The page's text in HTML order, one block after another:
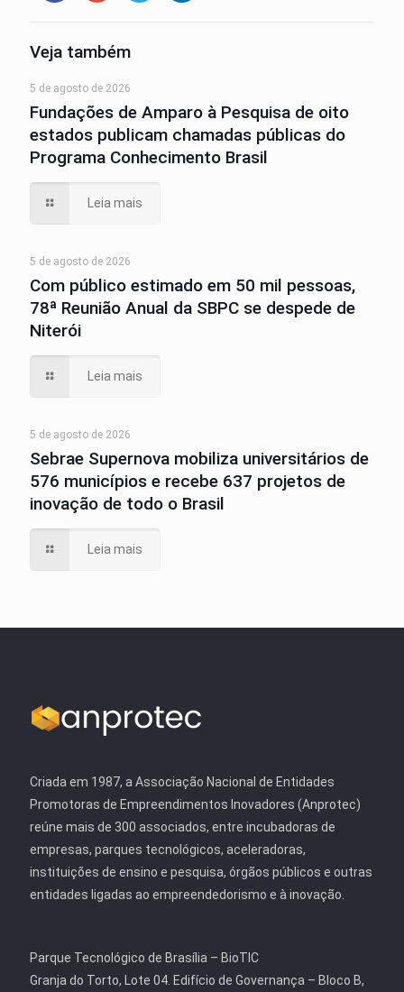
Veja também
5 de agosto de 2026
Fundações de Amparo à Pesquisa de oito
estados publicam chamadas públicas do
Programa Conhecimento Brasil
Leia mais
5 de agosto de 2026
Com público estimado em 50 mil pessoas,
78ª Reunião Anual da SBPC se despede de
Niterói
Leia mais
5 de agosto de 2026
Sebrae Supernova mobiliza universitários de
576 municípios e recebe 637 projetos de
inovação de todo o Brasil
Leia mais
Criada em 1987, a Associação Nacional de Entidades
Promotoras de Empreendimentos Inovadores (Anprotec)
reúne mais de 300 associados, entre incubadoras de
empresas, parques tecnológicos, aceleradoras,
instituições de ensino e pesquisa, órgãos públicos e outras
entidades ligadas ao empreendedorismo e à inovação.
Parque Tecnológico de Brasília – BioTIC
Granja do Torto, Lote 04. Edifício de Governança – Bloco B,